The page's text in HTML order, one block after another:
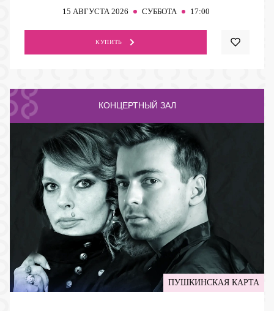
15 АВГУСТА 2026 СУББОТА 17:00
КУПИТЬ
КОНЦЕРТНЫЙ ЗАЛ
ПУШКИНСКАЯ КАРТА